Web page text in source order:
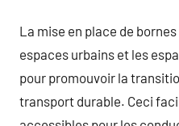
La mise en place de
espaces urbains et les
pour promouvoir la
transport durable. Ceci